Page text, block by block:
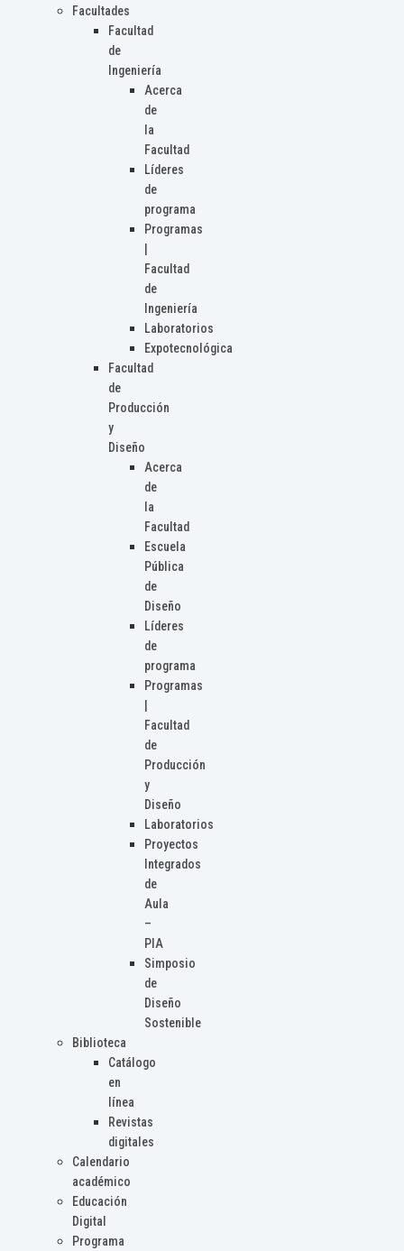
Facultades
Facultad
de
Ingeniería
Acerca
de
la
Facultad
Líderes
de
programa
Programas
Facultad
de
Ingeniería
Laboratorios
Expotecnológica
Facultad
de
Producción
y
Diseño
Acerca
de
la
Facultad
Escuela
Pública
de
Diseño
Líderes
de
programa
Programas
Facultad
de
Producción
y
Diseño
Laboratorios
Proyectos
Integrados
de
Aula
–
PIA
Simposio
de
Diseño
Sostenible
Biblioteca
Catálogo
en
línea
Revistas
digitales
Calendario
académico
Educación
Digital
Programa